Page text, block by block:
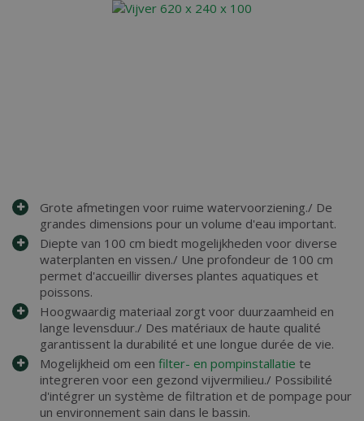
Grote afmetingen voor ruime watervoorziening./ De
grandes dimensions pour un volume d'eau important.
Diepte van 100 cm biedt mogelijkheden voor diverse
waterplanten en vissen./ Une profondeur de 100 cm
permet d'accueillir diverses plantes aquatiques et
poissons.
Hoogwaardig materiaal zorgt voor duurzaamheid en
lange levensduur./ Des matériaux de haute qualité
garantissent la durabilité et une longue durée de vie.
Mogelijkheid om een filter- en pompinstallatie te
integreren voor een gezond vijvermilieu./ Possibilité
d'intégrer un système de filtration et de pompage pour
un environnement sain dans le bassin.